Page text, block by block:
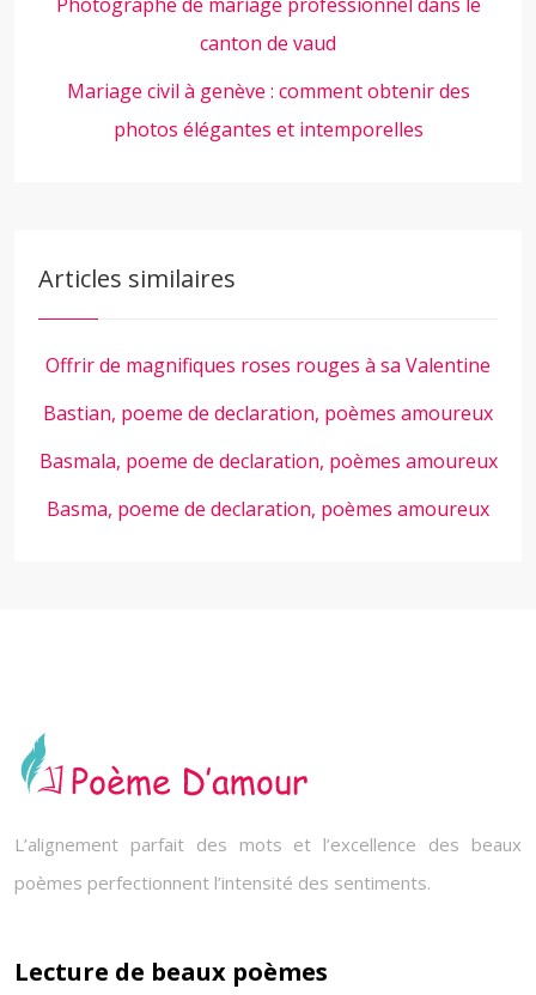
canton de vaud
Mariage civil à genève : comment obtenir des
photos élégantes et intemporelles
Articles similaires
Offrir de magnifiques roses rouges à sa Valentine
Bastian, poeme de declaration, poèmes amoureux
Basmala, poeme de declaration, poèmes amoureux
Basma, poeme de declaration, poèmes amoureux
L’alignement parfait des mots et l’excellence des beaux
poèmes perfectionnent l’intensité des sentiments.
Lecture de beaux poèmes